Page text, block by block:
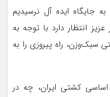
جایگاه ایده آل نرسیدیم
انتظار دارد با توجه به
راه پیروزی را به
کشتی ایران، چه در